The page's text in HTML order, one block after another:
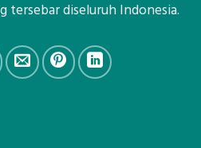
tersebar diseluruh Indonesia.